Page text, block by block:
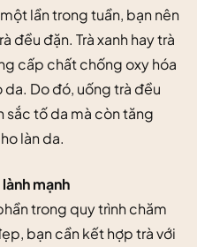
lần trong tuần, bạn nên
đều đặn. Trà xanh hay trà
cấp chất chống oxy hóa
Do đó, uống trà đều
sắc tố da mà còn tăng
làn da.
mạnh
trong quy trình chăm
bạn cần kết hợp trà với